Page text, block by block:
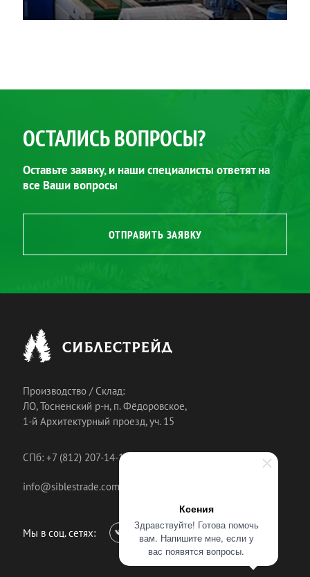
Ксения
Здравствуйте! Готова помочь
вам. Напишите мне, если у
вас появятся вопросы.
ОСТАЛИСЬ ВОПРОСЫ?
Оставьте заявку, и наши специалисты ответят на
все Ваши вопросы
ОТПРАВИТЬ ЗАЯВКУ
Производство / Склад:
ЛО, Тосненский р-н, п. Фёдоровское,
1-й Архитектурный проезд, уч. 15
СПб: +7 (812) 207-14-18
info@siblestrade.com
Мы в соц. сетях: